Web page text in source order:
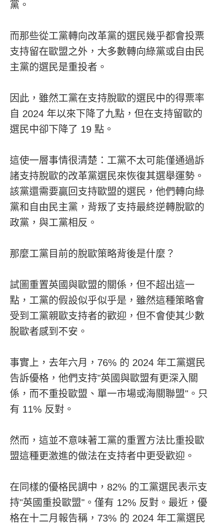
黨。
而那些從工黨轉向改革黨的選民幾乎都會投票
支持留在歐盟之外，大多數轉向綠黨或自由民
主黨的選民是重投者。
因此，雖然工黨在支持脫歐的選民中的得票率
自 2024 年以來下降了九點，但在支持留歐的
選民中卻下降了 19 點。
這使一層事情很清楚：工黨不太可能僅通過訴
諸支持脫歐的改革黨選民來恢復其選舉運勢。
該黨還需要贏回支持歐盟的選民，他們轉向綠
黨和自由民主黨，背叛了支持最終逆轉脫歐的
政黨，與工黨相反。
那麼工黨目前的脫歐策略背後是什麼？
試圖重置英國與歐盟的關係，但不超出這一
點，工黨的假設似乎似乎是，雖然這種策略會
受到工黨親歐支持者的歡迎，但不會使其少數
脫歐者感到不安。
事實上，去年六月，76% 的 2024 年工黨選民
告訴優格，他們支持"英國與歐盟有更深入關
係，而不重投歐盟、單一市場或海關聯盟"。只
有 11% 反對。
然而，這並不意味著工黨的重置方法比重投歐
盟這種更激進的做法在支持者中更受歡迎。
在同樣的優格民調中，82% 的工黨選民表示支
持"英國重投歐盟"。僅有 12% 反對。最近，優
格在十二月報告稱，73% 的 2024 年工黨選民